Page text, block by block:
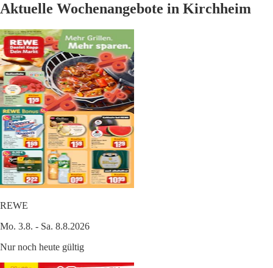
Aktuelle Wochenangebote in Kirchheim
REWE
Mo. 3.8. - Sa. 8.8.2026
Nur noch heute gültig